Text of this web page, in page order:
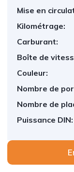
Mise en
Kilométrage:
Carburant:
Boîte de
Couleur:
Nombre de
Nombre de
Puissance DIN: